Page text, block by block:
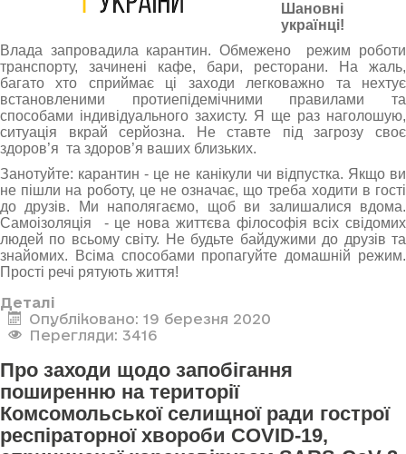
Шановні
українці!
Влада запровадила карантин. Обмежено режим роботи
транспорту, зачинені кафе, бари, ресторани. На жаль,
багато хто сприймає ці заходи легковажно та нехтує
встановленими протиепідемічними правилами та
способами індивідуального захисту. Я ще раз наголошую,
ситуація вкрай серйозна. Не ставте під загрозу своє
здоров’я та здоров’я ваших близьких.
Занотуйте: карантин - це не канікули чи відпустка. Якщо ви
не пішли на роботу, це не означає, що треба ходити в гості
до друзів. Ми наполягаємо, щоб ви залишалися вдома.
Самоізоляція - це нова життєва філософія всіх свідомих
людей по всьому світу. Не будьте байдужими до друзів та
знайомих. Всіма способами пропагуйте домашній режим.
Прості речі рятують життя!
Деталі
Опубліковано: 19 березня 2020
Перегляди: 3416
Про заходи щодо запобігання
поширенню на території
Комсомольської селищної ради гострої
респіраторної хвороби COVID-19,